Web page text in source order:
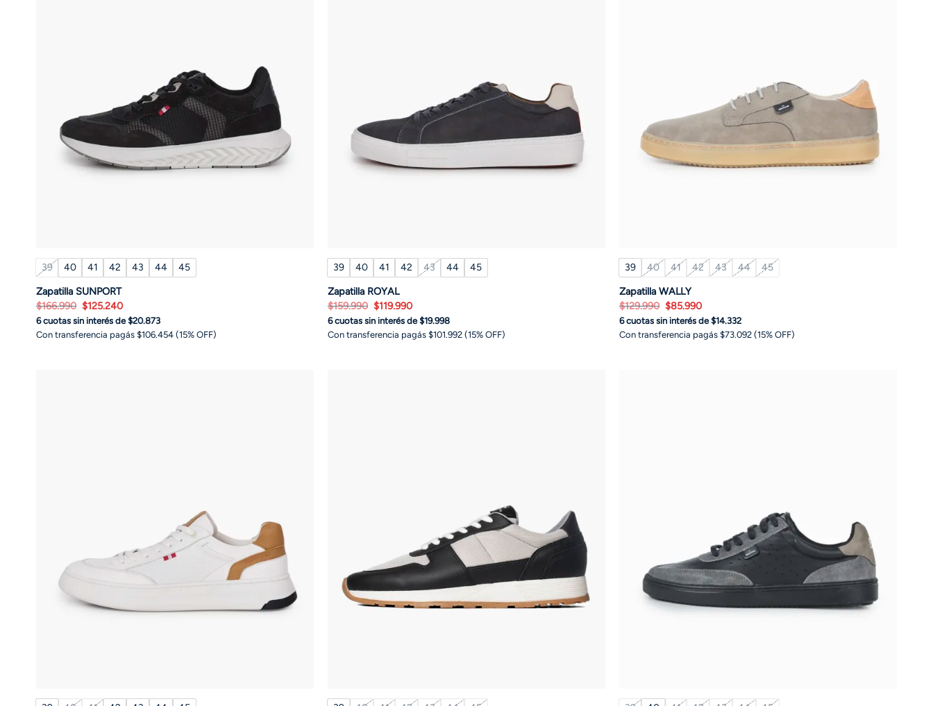
39 40 41 42 43 44 45
Zapatilla SUNPORT
$166.990 El
precio
original
era:
$166.990.
$125.240El
precio
actual
es:
$125.240.
6 cuotas sin interés de $20.873
Con transferencia pagás $106.454 (15% OFF)
39 40 41 42 43 44 45
Zapatilla ROYAL
$159.990 El
precio
original
era:
$159.990.
$119.990El
precio
actual
es:
$119.990.
6 cuotas sin interés de $19.998
Con transferencia pagás $101.992 (15% OFF)
39 40 41 42 43 44 45
Zapatilla WALLY
$129.990 El
precio
original
era:
$129.990.
$85.990El
precio
actual
es:
$85.990.
6 cuotas sin interés de $14.332
Con transferencia pagás $73.092 (15% OFF)